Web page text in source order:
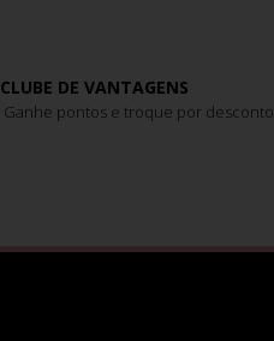
CLUBE DE VANTAGENS
Ganhe pontos e troque por desconto